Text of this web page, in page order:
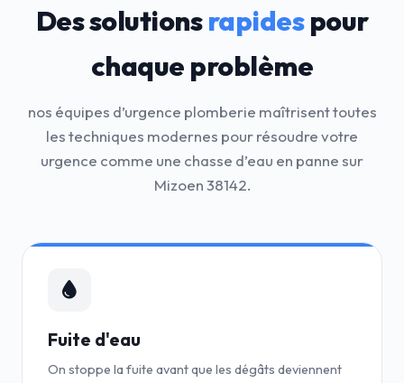
Des solutionsrapidespour
chaque problème
nos équipes d’urgence plomberie maîtrisent toutes
les techniques modernes pour résoudre votre
urgence comme une chasse d’eau en panne sur
Mizoen 38142.
Fuite d'eau
On stoppe la fuite avant que les dégâts deviennent